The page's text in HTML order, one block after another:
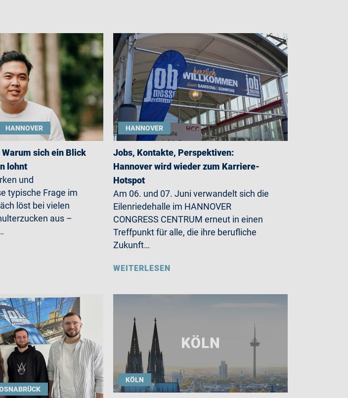
HANNOVER
sich ein Blick
lohnt
und
typische Frage im
löst bei vielen
aus –
HANNOVER
Jobs, Kontakte, Perspektiven:
Hannover wird wieder zum Karriere-
Hotspot
Am 06. und 07. Juni verwandelt sich die
Eilenriedehalle im HANNOVER
CONGRESS CENTRUM erneut in einen
Treffpunkt für alle, die ihre berufliche
Zukunft…
WEITERLESEN
KÖLN